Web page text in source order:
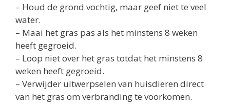
– Houd de grond vochtig, maar geef niet te veel
water.
– Maai het gras pas als het minstens 8 weken
heeft gegroeid.
– Loop niet over het gras totdat het minstens 8
weken heeft gegroeid.
– Verwijder uitwerpselen van huisdieren direct
van het gras om verbranding te voorkomen.